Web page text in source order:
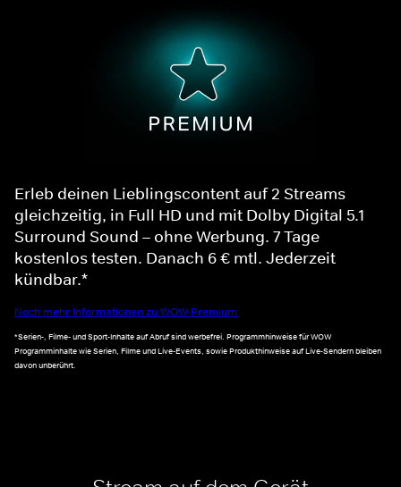
Erleb deinen Lieblingscontent auf 2 Streams
gleichzeitig, in Full HD und mit Dolby Digital 5.1
Surround Sound – ohne Werbung. 7 Tage
kostenlos testen. Danach 6 € mtl. Jederzeit
kündbar.*
Noch mehr Informationen zu WOW Premium
*Serien-, Filme- und Sport-Inhalte auf Abruf sind werbefrei. Programmhinweise für WOW
Programminhalte wie Serien, Filme und Live-Events, sowie Produkthinweise auf Live-Sendern bleiben
davon unberührt.